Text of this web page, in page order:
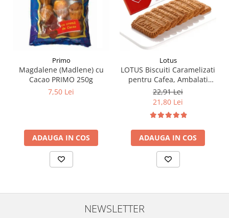
Primo
Magdalene (Madlene) cu
Cacao PRIMO 250g
7,50 Lei
ADAUGA IN COS
Lotus
LOTUS Biscuiti Caramelizati
pentru Cafea, Ambalati
Individual 50buc 312.5g
22,91 Lei
21,80 Lei
ADAUGA IN COS
NEWSLETTER